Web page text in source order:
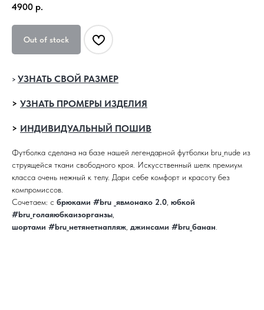
4900 р.
Out of stock
> УЗНАТЬ СВОЙ РАЗМЕР
> УЗНАТЬ ПРОМЕРЫ ИЗДЕЛИЯ
> ИНДИВИДУАЛЬНЫЙ ПОШИВ
Футболка сделана на базе нашей легендарной футболки bru_nude из
струящейся ткани свободного кроя. Искусственный шелк премиум
класса очень нежный к телу. Дари себе комфорт и красоту без
компромиссов.
Сочетаем: с брюками #bru _явмонако 2.0 юбкой
#bru_голаяюбкаизорганзы
шортами #bru_нетянетнапляж джинсами #bru_банан